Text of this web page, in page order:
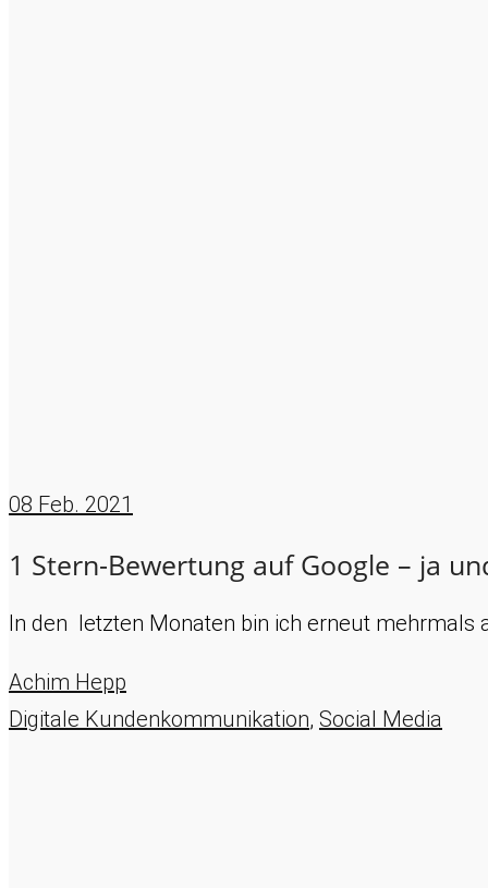
08 Feb. 2021
1 Stern-Bewertung auf Google – ja
In den letzten Monaten bin ich erneut mehrmals
Achim Hepp
Digitale Kundenkommunikation, Social Media